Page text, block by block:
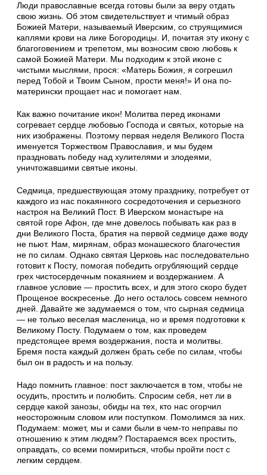
Люди православные всегда готовы были за веру отдать
свою жизнь. Об этом свидетельствует и чтимый образ
Божией Матери, называемый Иверским, со струящимися
каплями крови на лике Богородицы. И, почитая эту икону с
благоговением и трепетом, мы возносим свою любовь к
самой Божией Матери. Мы подходим к этой иконе с
чистыми мыслями, прося: «Матерь Божия, я согрешил
перед Тобой и Твоим Сыном, прости меня!» И она по-
матерински прощает нас и помогает нам.
Как важно почитание икон! Молитва перед иконами
согревает сердце любовью Господа и святых, которые на
них изображены. Поэтому первая неделя Великого Поста
именуется Торжеством Православия, и мы будем
праздновать победу над хулителями и злодеями,
уничтожавшими святые иконы.
Седмица, предшествующая этому празднику, потребует от
каждого из нас покаянного сосредоточения и серьезного
настроя на Великий Пост. В Иверском монастыре на
святой горе Афон, где мне довелось побывать как раз в
дни Великого Поста, братия на первой седмице даже воду
не пьют. Нам, мирянам, образ монашеского благочестия
не по силам. Однако святая Церковь нас последовательно
готовит к Посту, помогая победить огрубляющий сердце
грех чистосердечным покаянием и воздержанием. А
главное условие — простить всех, и для этого скоро будет
Прощеное воскресенье. До него осталось совсем немного
дней. Давайте же задумаемся о том, что сырная седмица
— не только веселая масленица, но и время подготовки к
Великому Посту. Подумаем о том, как проведем
предстоящее время воздержания, поста и молитвы.
Бремя поста каждый должен брать себе по силам, чтобы
был он в радость и на пользу.
Надо помнить главное: пост заключается в том, чтобы не
осудить, простить и полюбить. Спросим себя, нет ли в
сердце какой занозы, обиды на тех, кто нас огорчил
неосторожным словом или поступком. Помолимся за них.
Подумаем: может, мы и сами были в чем-то неправы по
отношению к этим людям? Постараемся всех простить,
оправдать, со всеми помириться, чтобы пройти пост с
легким сердцем.